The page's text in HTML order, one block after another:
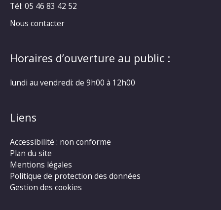
Tél: 05 46 83 42 52
Nous contacter
Horaires d’ouverture au public :
lundi au vendredi: de 9h00 à 12h00
Liens
Accessibilité : non conforme
Plan du site
Mentions légales
Politique de protection des données
Gestion des cookies